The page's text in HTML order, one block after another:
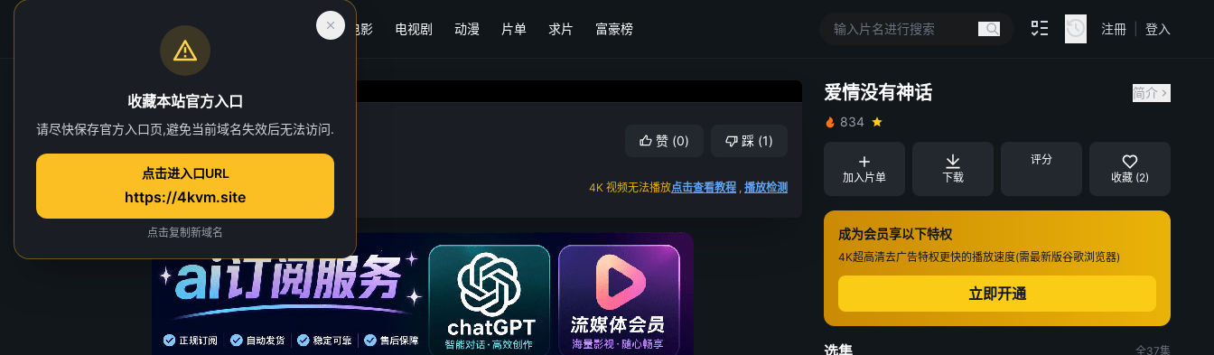
首页 电影 电视剧 动漫 片单 求片 富豪榜 注冊 登入
爱情没有神话
第 25 集
赞 (0) 踩 (1)
4K 视频无法播放点击查看教程 , 播放检测
爱情没有神话
简介
834
加入片单 下载
评分
收藏 (2)
成为会员享以下特权
4K超高清去广告特权更快的播放速度(需最新版谷歌浏览器)
立即开通
选集 全37集
收藏本站官方入口
请尽快保存官方入口页,避免当前域名失效后无法访问.
点击进入口URL
https://4kvm.site
点击复制新域名